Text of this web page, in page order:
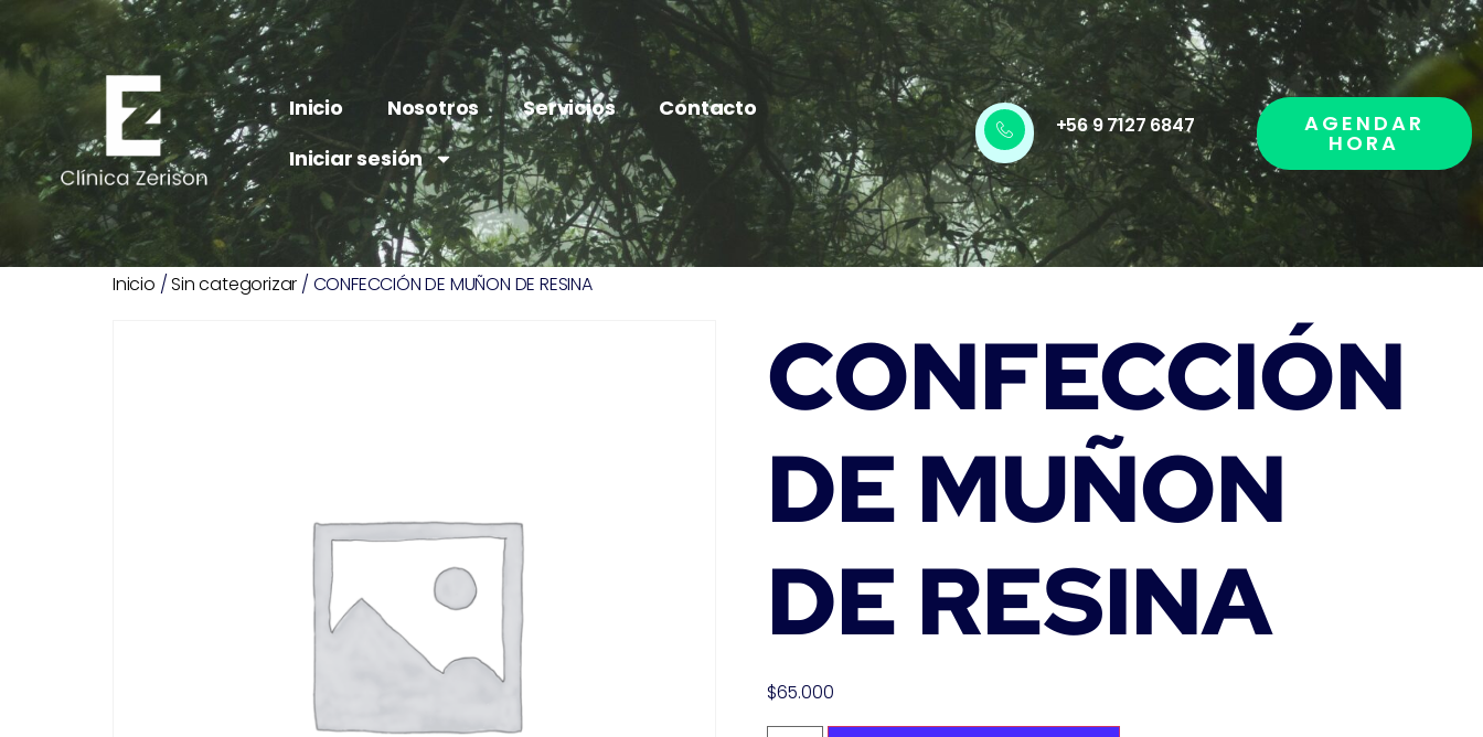
Inicio Nosotros Servicios
Contacto
Iniciar sesión
+56 9 7127 6847 AGENDAR
HORA
Inicio /Sin categorizar / CONFECCIÓN DE MUÑON DE RESINA
CONFECCIÓN
DE MUÑON
DE RESINA
$65.000